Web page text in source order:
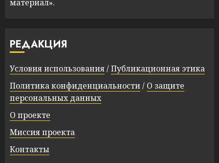
материал».
РЕДАКЦИЯ
Условия использования/Публикационная этика
Политика конфиденциальности/ О защите
персональных данных
О проекте
Миссия проекта
Контакты